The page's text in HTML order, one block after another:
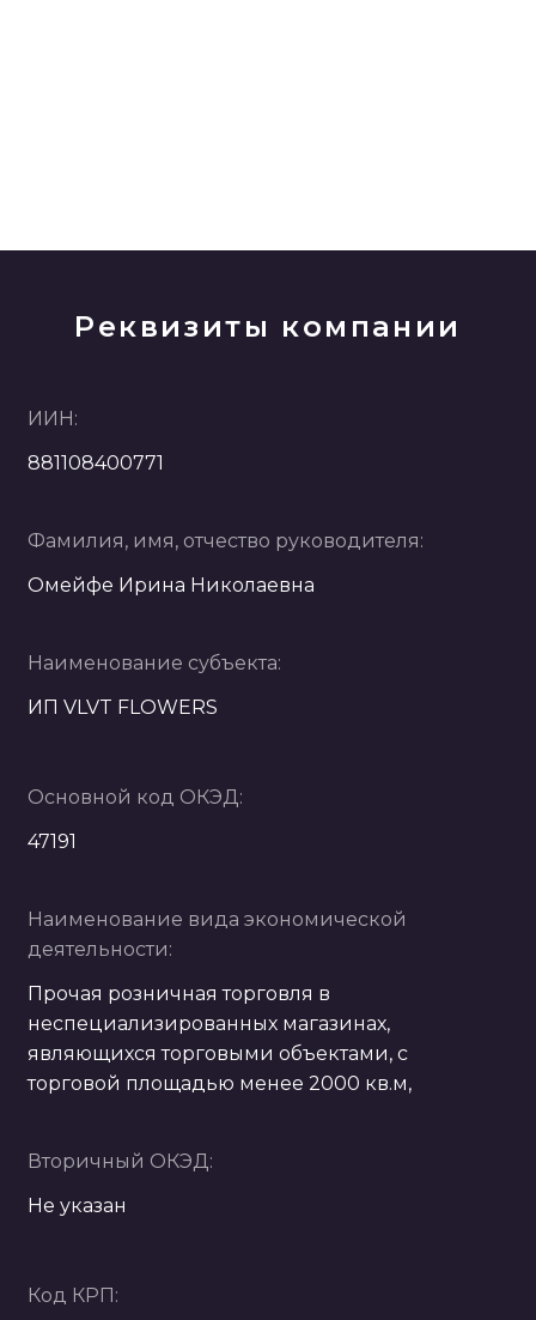
Реквизиты компании
ИИН:
881108400771
Фамилия, имя, отчество руководителя:
Омейфе Ирина Николаевна
Наименование субъекта:
ИП VLVT FLOWERS
Основной код ОКЭД:
47191
Наименование вида экономической
деятельности:
Прочая розничная торговля в
неспециализированных магазинах,
являющихся торговыми объектами, с
торговой площадью менее 2000 кв.м,
Вторичный ОКЭД:
Не указан
Код КРП: